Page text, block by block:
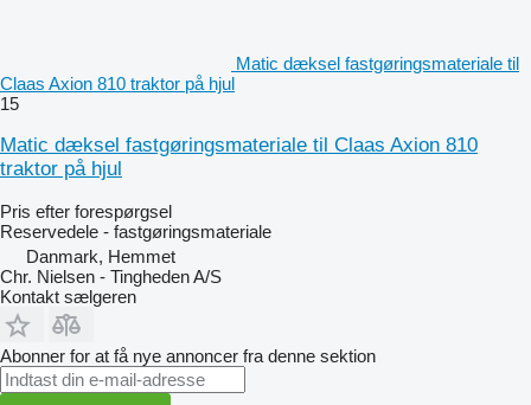
Matic dæksel fastgøringsmateriale til
Claas Axion 810 traktor på hjul
15
Matic dæksel fastgøringsmateriale til Claas Axion 810
traktor på hjul
Pris efter forespørgsel
Reservedele - fastgøringsmateriale
Danmark, Hemmet
Chr. Nielsen - Tingheden A/S
Kontakt sælgeren
Abonner for at få nye annoncer fra denne sektion